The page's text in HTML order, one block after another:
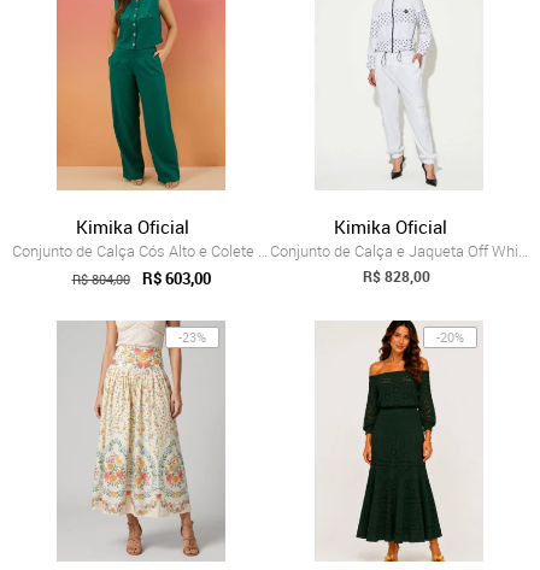
Kimika Oficial
Conjunto de Calça Cós Alto e Colete Verde
R$ 804,00 R$ 603,00
Kimika Oficial
Conjunto de Calça e Jaqueta Off White em Poás
R$ 828,00
-23% -20%